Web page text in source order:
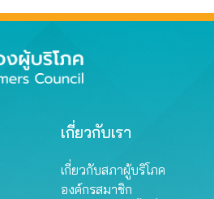
เกี่ยวกับเรา
เกี่ยวกับสภาผู้บริโภค
องค์กรสมาชิก